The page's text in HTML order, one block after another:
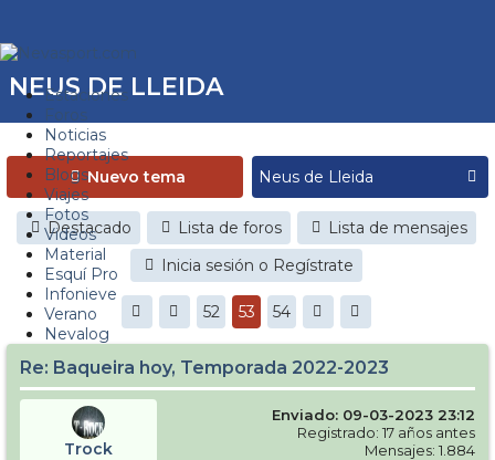
Estaciones
Foros
Noticias
Reportajes
Blogs
Viajes
Fotos
Videos
Material
Esquí Pro
Infonieve
Verano
Nevalog
NEUS DE LLEIDA
Nuevo tema
Destacado Lista de foros
Lista de mensajes
Inicia sesión o Regístrate
52 53 54
Re: Baqueira hoy, Temporada 2022-2023
Trock
Enviado: 09-03-2023 23:12
Registrado: 17 años antes
Mensajes: 1.884